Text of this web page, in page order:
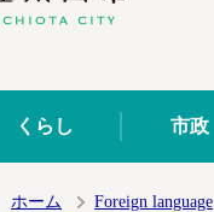
くらし 市政
ホーム Foreign language